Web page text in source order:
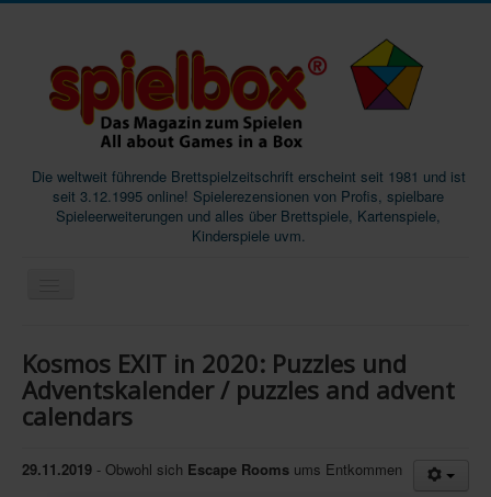
Die weltweit führende Brettspielzeitschrift erscheint seit 1981 und ist
seit 3.12.1995 online! Spielerezensionen von Profis, spielbare
Spieleerweiterungen und alles über Brettspiele, Kartenspiele,
Kinderspiele uvm.
Magazine
Abos/Subscriptions
Kosmos EXIT in 2020: Puzzles und
Adventskalender / puzzles and advent
calendars
29.11.2019 - Obwohl sich Escape Rooms ums Entkommen